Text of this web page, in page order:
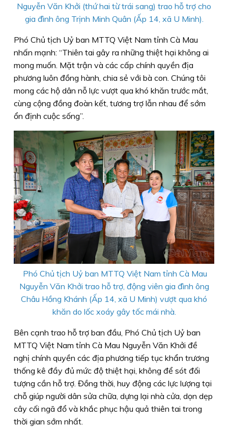
Nguyễn Văn Khởi (thứ hai từ trái sang) trao hỗ trợ cho
gia đình ông Trịnh Minh Quân (Ấp 14, xã U Minh).
Phó Chủ tịch Uỷ ban MTTQ Việt Nam tỉnh Cà Mau
nhấn mạnh: “Thiên tai gây ra những thiệt hại không ai
mong muốn. Mặt trận và các cấp chính quyền địa
phương luôn đồng hành, chia sẻ với bà con. Chúng tôi
mong các hộ dân nỗ lực vượt qua khó khăn trước mắt,
cùng cộng đồng đoàn kết, tương trợ lẫn nhau để sớm
ổn định cuộc sống”.
Phó Chủ tịch Uỷ ban MTTQ Việt Nam tỉnh Cà Mau
Nguyễn Văn Khởi trao hỗ trợ, động viên gia đình ông
Châu Hồng Khánh (Ấp 14, xã U Minh) vượt qua khó
khăn do lốc xoáy gây tốc mái nhà.
Bên cạnh trao hỗ trợ ban đầu, Phó Chủ tịch Uỷ ban
MTTQ Việt Nam tỉnh Cà Mau Nguyễn Văn Khởi đề
nghị chính quyền các địa phương tiếp tục khẩn trương
thống kê đầy đủ mức độ thiệt hại, không để sót đối
tượng cần hỗ trợ. Đồng thời, huy động các lực lượng tại
chỗ giúp người dân sửa chữa, dựng lại nhà cửa, dọn dẹp
cây cối ngã đổ và khắc phục hậu quả thiên tai trong
thời gian sớm nhất.